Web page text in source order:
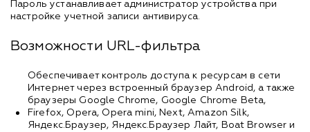
Пароль устанавливает администратор устройства при
настройке учетной записи антивируса.
Возможности URL-фильтра
Обеспечивает контроль доступа к ресурсам в сети
Интернет через встроенный браузер Android, а также
браузеры Google Chrome, Google Chrome Beta,
Firefox, Opera, Opera mini, Next, Amazon Silk,
Яндекс.Браузер, Яндекс.Браузер Лайт, Boat Browser и